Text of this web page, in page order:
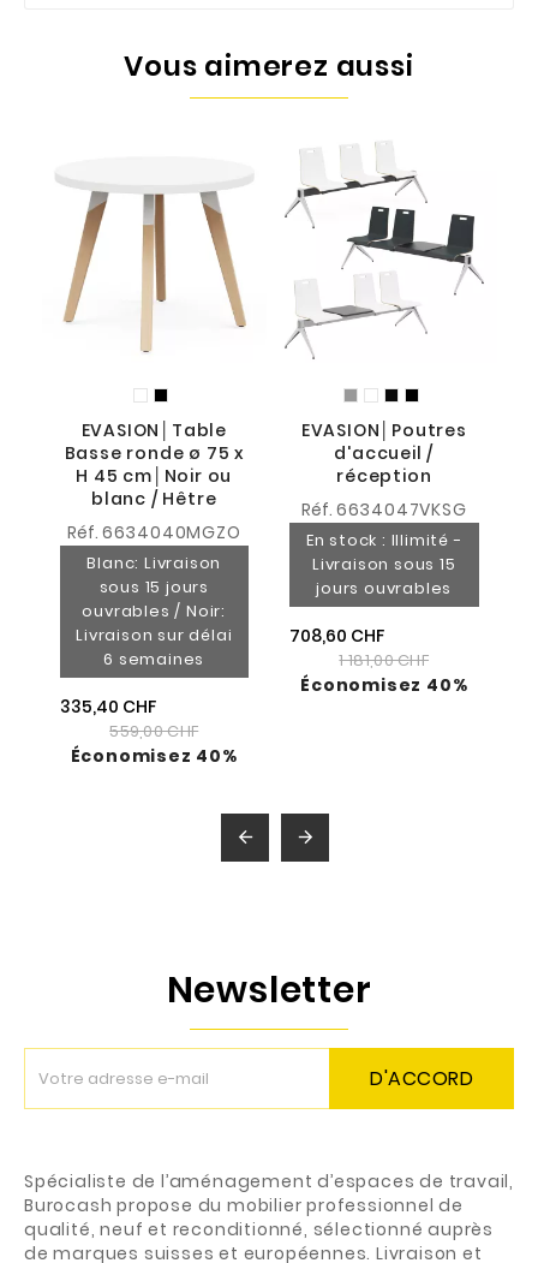
Vous aimerez aussi
EVASION│Table
Basse ronde ø 75 x
H 45 cm│Noir ou
blanc / Hêtre
Réf. 6634040MGZO
Blanc: Livraison
sous 15 jours
ouvrables / Noir:
Livraison sur délai
6 semaines
335,40 CHF
559,00 CHF
Économisez 40%
EVASION│Poutres
d'accueil /
réception
Réf. 6634047VKSG
En stock : Illimité -
Livraison sous 15
jours ouvrables
708,60 CHF
1 181,00 CHF
Économisez 40%
 
Newsletter
D'ACCORD
Spécialiste de l’aménagement d’espaces de travail,
Burocash propose du mobilier professionnel de
qualité, neuf et reconditionné, sélectionné auprès
de marques suisses et européennes. Livraison et